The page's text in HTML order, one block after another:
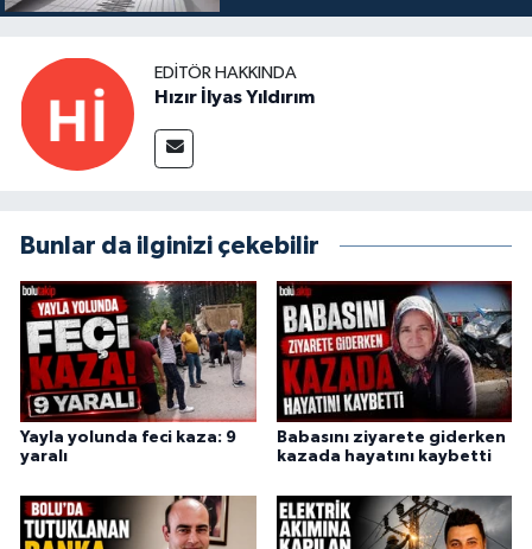
EDITÖR HAKKINDA
Hızır İlyas Yıldırım
Bunlar da ilginizi çekebilir
Yayla yolunda feci kaza: 9
yaralı
Babasını ziyarete giderken
kazada hayatını kaybetti